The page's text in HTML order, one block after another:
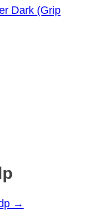
Dark (Grip
→